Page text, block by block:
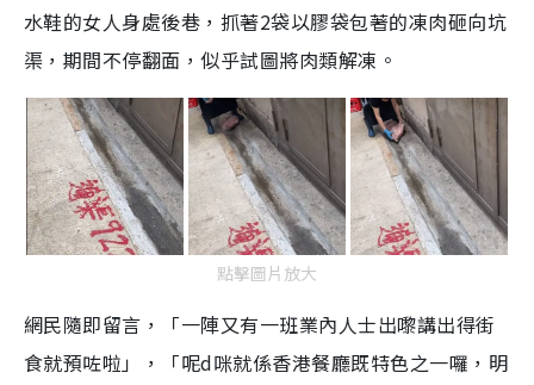
水鞋的女人身處後巷，抓著2袋以膠袋包著的凍肉砸向坑
渠，期間不停翻面，似乎試圖將肉類解凍。
點擊圖片放大
網民隨即留言，「一陣又有一班業內人士出嚟講出得街
食就預咗啦」，「呢d咪就係香港餐廳既特色之一囉，明